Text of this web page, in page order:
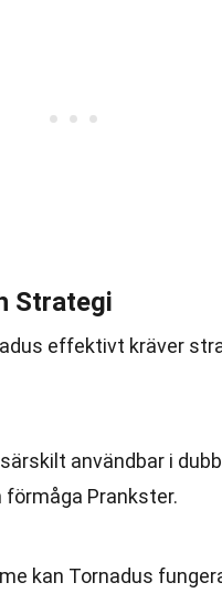
Strategi
effektivt kräver
användbar i
förmåga Prankster.
kan Tornadus